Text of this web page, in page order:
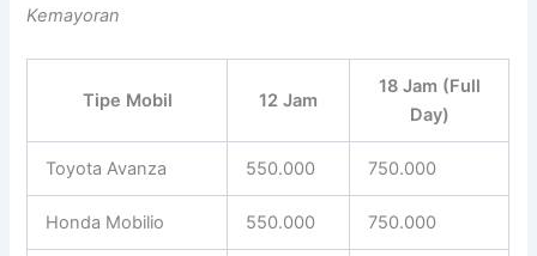
Kemayoran
Tipe Mobil 12 Jam
18 Jam (Full
Day)
Toyota Avanza 550.000 750.000
Honda Mobilio 550.000 750.000